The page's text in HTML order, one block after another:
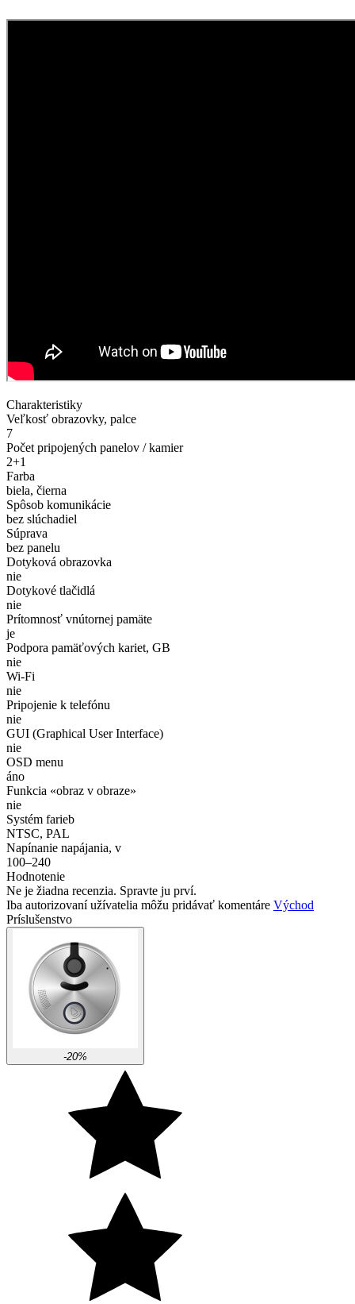
Charakteristiky
Veľkosť obrazovky, palce
7
Počet pripojených panelov / kamier
2+1
Farba
biela, čierna
Spôsob komunikácie
bez slúchadiel
Súprava
bez panelu
Dotyková obrazovka
nie
Dotykové tlačidlá
nie
Prítomnosť vnútornej pamäte
je
Podpora pamäťových kariet, GB
nie
Wi-Fi
nie
Pripojenie k telefónu
nie
GUI (Graphical User Interface)
nie
OSD menu
áno
Funkcia «obraz v obraze»
nie
Systém farieb
NTSC, PAL
Napínanie napájania, v
100–240
Hodnotenie
Ne je žiadna recenzia. Spravte ju prví.
Iba autorizovaní užívatelia môžu pridávať komentáre Východ
Príslušenstvo
-20%